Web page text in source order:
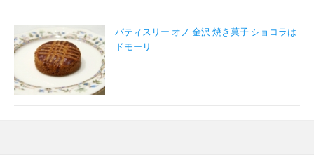
パティスリー オノ 金沢 焼き菓子 ショコラは
ドモーリ